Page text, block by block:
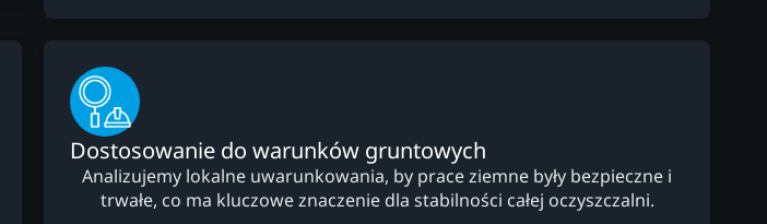
Dostosowanie do warunków gruntowych
Analizujemy lokalne uwarunkowania, by prace ziemne były bezpieczne i
trwałe, co ma kluczowe znaczenie dla stabilności całej oczyszczalni.